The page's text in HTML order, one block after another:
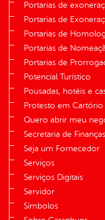
Portarias de
Portarias de
Portarias de
Portarias de
Portarias de
Potencial Turístico
Pousadas, hotéis e
Protesto em Cartório
Quero abrir meu
Secretaria de Finanças
Seja um Fornecedor
Serviços
Serviços Digitais
Servidor
Símbolos